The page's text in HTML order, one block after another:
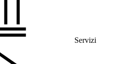
Servizi